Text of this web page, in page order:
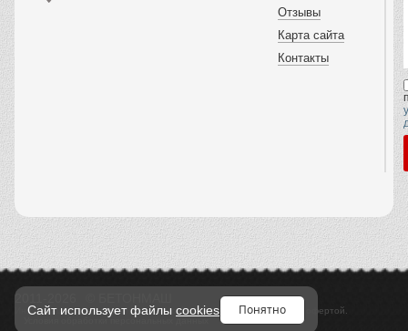
Отзывы
Карта сайта
Контакты
2011-2026
Информация, предоставленная на сайте, не является публичной офертой.
Условия обработки персональных данных
Сайт использует файлы cookies Понятно